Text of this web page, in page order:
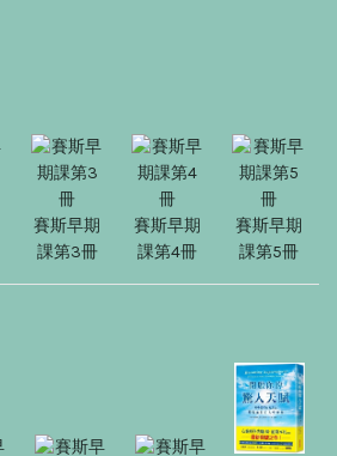
賽斯早期
課第3冊
賽斯早期
課第4冊
賽斯早期
課第5冊